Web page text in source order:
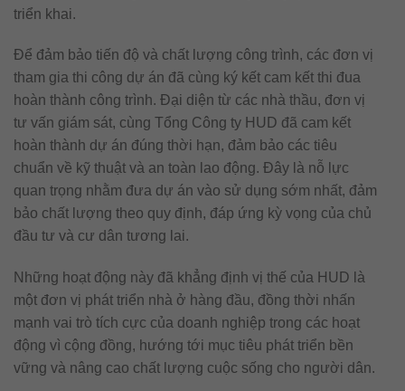
triển khai.
Để đảm bảo tiến độ và chất lượng công trình, các đơn vị
tham gia thi công dự án đã cùng ký kết cam kết thi đua
hoàn thành công trình. Đại diện từ các nhà thầu, đơn vị
tư vấn giám sát, cùng Tổng Công ty HUD đã cam kết
hoàn thành dự án đúng thời hạn, đảm bảo các tiêu
chuẩn về kỹ thuật và an toàn lao động. Đây là nỗ lực
quan trọng nhằm đưa dự án vào sử dụng sớm nhất, đảm
bảo chất lượng theo quy định, đáp ứng kỳ vọng của chủ
đầu tư và cư dân tương lai.
Những hoạt động này đã khẳng định vị thế của HUD là
một đơn vị phát triển nhà ở hàng đầu, đồng thời nhấn
mạnh vai trò tích cực của doanh nghiệp trong các hoạt
động vì cộng đồng, hướng tới mục tiêu phát triển bền
vững và nâng cao chất lượng cuộc sống cho người dân.